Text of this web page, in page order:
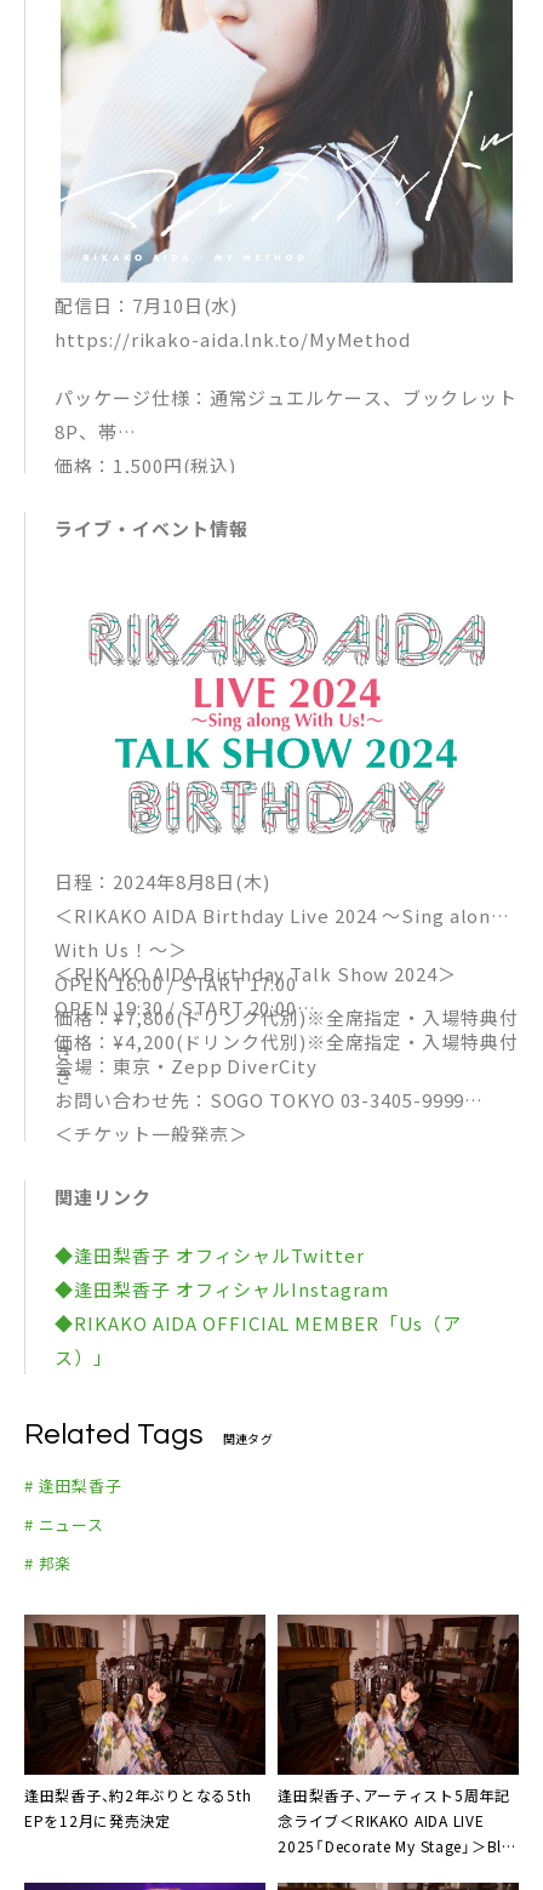
配信日：7月10日(水)
https://rikako-aida.lnk.to/MyMethod
パッケージ仕様：通常ジュエルケース、ブックレット
8P、帯
価格：1,500円(税込)
その1.「マイメソッド」撮り下ろしL版ブロマイド1枚
A賞:オンラインミート&グリート(10名様)
B賞:サイン入りチェキ(20名様)
※8月8日(木)開催のバースデーイベント会場(東京・Z
epp DiverCity)でも販売
受注申し込みはこちら：https://official-goods-sto
re.jp/rikakoaida/
ライブ・イベント情報
日程：2024年8月8日(木)
＜RIKAKO AIDA Birthday Live 2024 〜Sing along
With Us！〜＞
OPEN 16:00 / START 17:00
価格：¥7,800(ドリンク代別)※全席指定・入場特典付
き
＜RIKAKO AIDA Birthday Talk Show 2024＞
OPEN 19:30 / START 20:00
価格：¥4,200(ドリンク代別)※全席指定・入場特典付
き
会場：東京・Zepp DiverCity
お問い合わせ先：SOGO TOKYO 03-3405-9999
＜チケット一般発売＞
チケットぴあ：https://w.pia.jp/t/rikakoaida/
a/
イープラス：https://eplus.jp/rikakoaida/
※お1人様1公演につき2枚まで
関連リンク
◆逢田梨香子 オフィシャルTwitter
◆逢田梨香子 オフィシャルInstagram
◆RIKAKO AIDA OFFICIAL MEMBER「Us（ア
ス）」
Related Tags 関連タグ
# 逢田梨香子
# ニュース
# 邦楽
逢田梨香子、約2年ぶりとなる5th
EPを12月に発売決定
逢田梨香子、アーティスト5周年記
念ライブ＜RIKAKO AIDA LIVE
2025「Decorate My Stage」＞Blu-